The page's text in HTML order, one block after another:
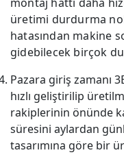
üretimi durdurma
hatasından makine
gidebilecek birçok
Pazara giriş zamanı
hızlı geliştirilip
rakiplerinin önünde
süresini aylardan
tasarımına göre bir